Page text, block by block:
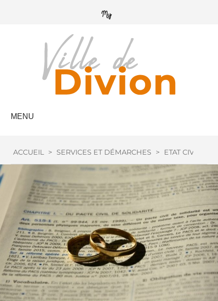
MENU
ACCUEIL > SERVICES ET DÉMARCHES > ETAT CIVIL